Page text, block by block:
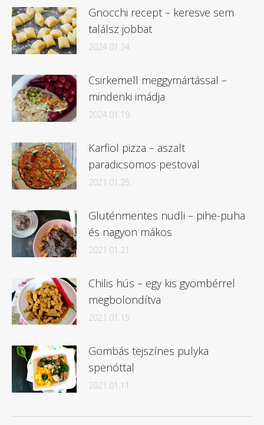
Gnocchi recept – keresve sem
találsz jobbat
2024.01.24.
Csirkemell meggymártással –
mindenki imádja
2024.01.19.
Karfiol pizza – aszalt
paradicsomos pestoval
2021.01.25.
Gluténmentes nudli – pihe-puha
és nagyon mákos
2021.01.21.
Chilis hús – egy kis gyömbérrel
megbolondítva
2021.01.15.
Gombás tejszínes pulyka
spenóttal
2021.01.11.